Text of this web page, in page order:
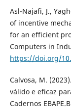
Asl-Najafi, J.,
of incentive
for an efficient
Computers in
https://doi.org/
Calvosa, M.
válido e eficaz
Cadernos